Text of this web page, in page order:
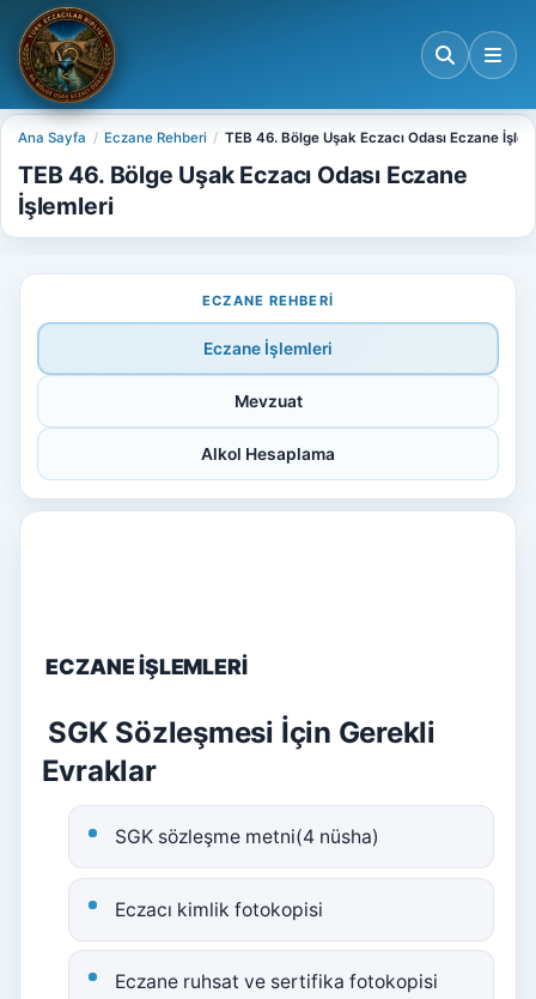
Ana Sayfa Eczane Rehberi TEB 46. Bölge Uşak Eczacı Odası Eczane
TEB 46. Bölge Uşak Eczacı Odası Eczane
İşlemleri
ECZANE REHBERI
Eczane İşlemleri
Mevzuat
Alkol Hesaplama
ECZANE İŞLEMLERİ
SGK Sözleşmesi İçin Gerekli
Evraklar
SGK sözleşme metni(4 nüsha)
Eczacı kimlik fotokopisi
Eczane ruhsat ve sertifika fotokopisi